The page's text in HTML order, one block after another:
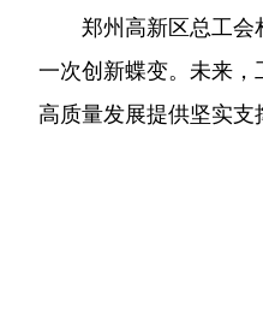
郑州高新区总工会
一次创新蝶变。未来
高质量发展提供坚实